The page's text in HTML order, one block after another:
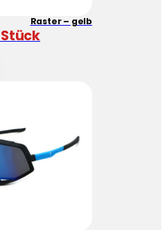
Raster – gelb
Stück